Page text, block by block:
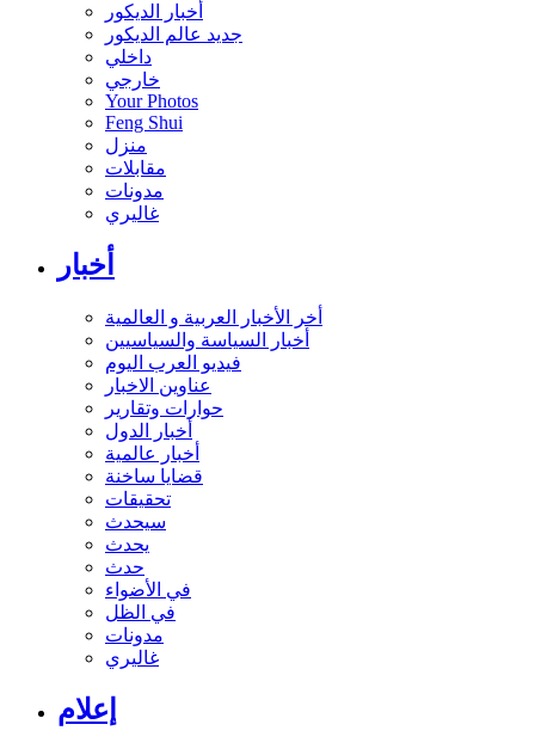
أخبار الديكور
جديد عالم الديكور
داخلي
خارجي
Your Photos
Feng Shui
منزل
مقابلات
مدونات
غاليري
أخبار
أخر الأخبار العربية و العالمية
أخبار السياسة والسياسيين
فيديو العرب اليوم
عناوين الاخبار
حوارات وتقارير
أخبار الدول
أخبار عالمية
قضايا ساخنة
تحقيقات
سيحدث
يحدث
حدث
في الأضواء
في الظل
مدونات
غاليري
إعلام